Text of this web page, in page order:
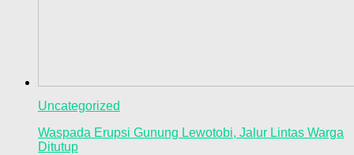
Uncategorized
Waspada Erupsi Gunung Lewotobi, Jalur Lintas Warga
Ditutup